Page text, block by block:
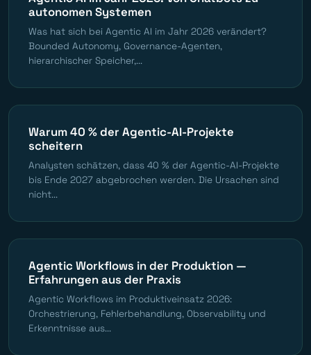
autonomen Systemen
Was hat sich bei Agentic AI im Jahr 2026 verändert?
Bounded Autonomy, Governance-Agenten,
hierarchischer Speicher,...
Warum 40 % der Agentic-AI-Projekte
scheitern
Analysten schätzen, dass 40 % der Agentic-AI-Projekte
bis Ende 2027 abgebrochen werden. Die Ursachen sind
nicht...
Agentic Workflows in der Produktion —
Erfahrungen aus der Praxis
Agentic Workflows im Produktiveinsatz 2026:
Orchestrierung, Fehlerbehandlung, Observability und
Erkenntnisse aus...